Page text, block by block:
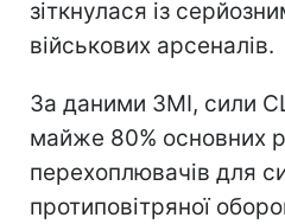
зіткнулася із
військових арсеналів.
За даними ЗМІ, сили
майже 80% основних
перехоплювачів для
протиповітряної